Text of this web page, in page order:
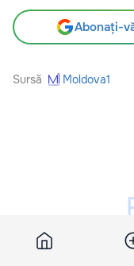
Abonați-
Sursă Moldova1